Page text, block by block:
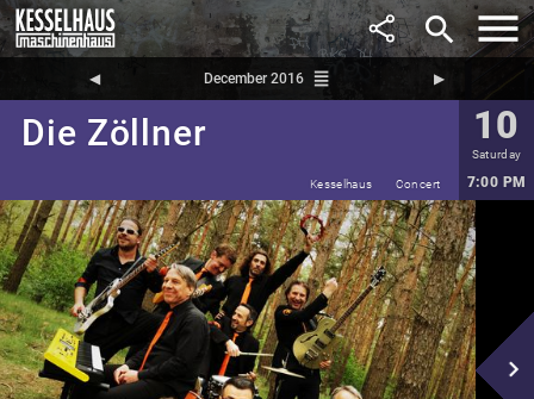
search
◀︎ December 2016 reorder ▶︎
Die Zöllner 10
Saturday
7:00 PM
Kesselhaus Concert
navigate_next